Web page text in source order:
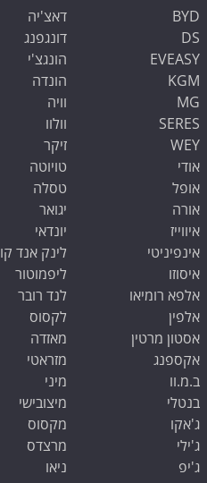
BYD
DS
EVEASY
KGM
MG
SERES
WEY
אודי
אופל
אורה
איווייז
אינפיניטי
איסוזו
אלפא רומיאו
אלפין
אסטון מרטין
אקספנג
ב.מ.וו
בנטלי
ג'אקו
ג'ילי
ג'יפ
דאצ'יה
דונגפנג
הונגצ'י
הונדה
וויה
וולוו
זיקר
טויוטה
טסלה
יגואר
יונדאי
לינק אנד קו
ליפמוטור
לנד רובר
לקסוס
מאזדה
מזראטי
מיני
מיצובישי
מקסוס
מרצדס
ניאו